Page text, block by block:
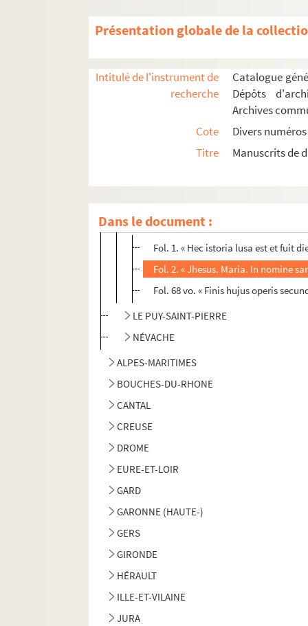
Présentation globale de la
Intitulé de l'instrument de
recherche
Catalogue
Dépôts
Archives
Cote
Divers numéros
Titre
Manuscrits de
Dans le document :
1. « Moralitas sancti Heustacii. »
2. « Ystoria sancti Andree. » Mystère
Fol. 1. « Hec istoria lusa est et fuit
Fol. 2. « Jhesus. Maria. In nomine
Fol. 68 vo. « Finis hujus operis
LE PUY-SAINT-PIERRE
NÉVACHE
ALPES-MARITIMES
BOUCHES-DU-RHONE
CANTAL
CREUSE
DROME
EURE-ET-LOIR
GARD
GARONNE (HAUTE-)
GERS
GIRONDE
HÉRAULT
ILLE-ET-VILAINE
JURA